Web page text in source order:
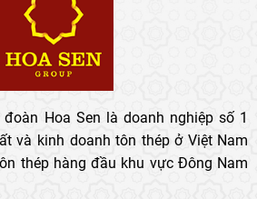
Hoa Sen là doanh nghiệp số 1
và kinh doanh tôn thép ở Việt Nam
thép hàng đầu khu vực Đông Nam